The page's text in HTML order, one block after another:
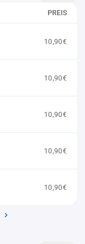
PREIS
10,90€
10,90€
10,90€
10,90€
10,90€